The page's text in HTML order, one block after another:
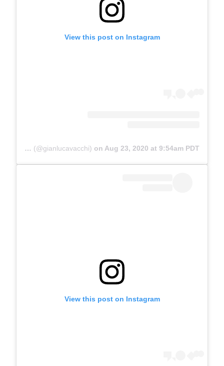
View this post on Instagram
A post shared by Gianluca Vacchi (@gianlucavacchi) on Aug 23, 2020 at 9:54am PDT
View this post on Instagram